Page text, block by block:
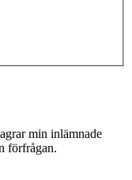
min inlämnade
förfrågan.